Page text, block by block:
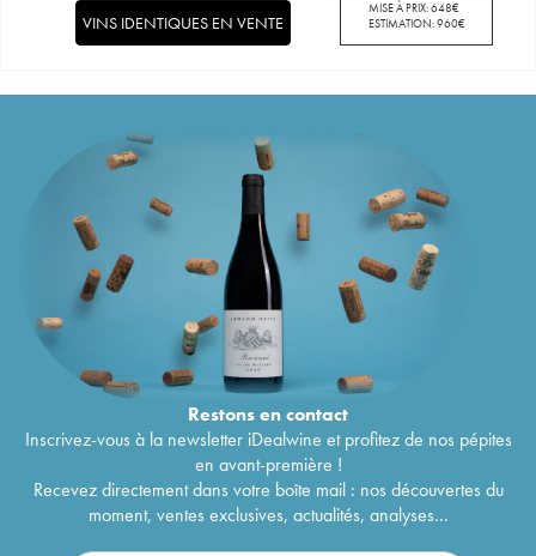
MISE À PRIX:648€
ESTIMATION:960€
VINS IDENTIQUES EN VENTE
Restons encontact
Inscrivez-vous à la newsletter iDealwine et profitez de nos pépites
en avant-première !
Recevez directement dans votre boîte mail : nos découvertes du
moment, ventes exclusives, actualités, analyses...